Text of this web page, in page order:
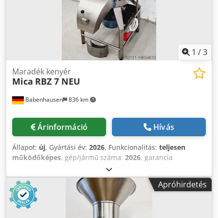
1 /3
Babenhausen 836 km
Maradék kenyér
Mica RBZ 7 NEU
Árinformáció Hívás
Állapot: új, Gyártási év: 2026, Funkcionalitás: teljesen
működőképes, gép/jármű száma: 2026, garancia
, bemeneti feszültség:
DGUV tanúsítvánnyal rendelkezik eddig:08/2028,
össztömeg:
, teljes hossz: 970 mm
, teljes szélesség:
820 mm
, teljes magasság:1 485 mm
50 Hz , bemeneti áram típusa: háromfázisú
Apróhirdetés